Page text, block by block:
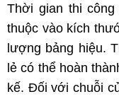
Thời gian thi
thuộc vào kích
lượng bảng hiệu.
lẻ có thể hoàn
kế. Đối với chuỗi